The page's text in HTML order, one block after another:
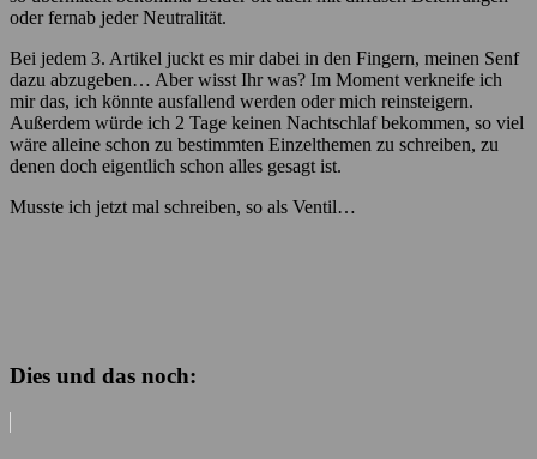
oder fernab jeder Neutralität.
Bei jedem 3. Artikel juckt es mir dabei in den Fingern, meinen Senf
dazu abzugeben… Aber wisst Ihr was? Im Moment verkneife ich
mir das, ich könnte ausfallend werden oder mich reinsteigern.
Außerdem würde ich 2 Tage keinen Nachtschlaf bekommen, so viel
wäre alleine schon zu bestimmten Einzelthemen zu schreiben, zu
denen doch eigentlich schon alles gesagt ist.
Musste ich jetzt mal schreiben, so als Ventil…
Dies und das noch: